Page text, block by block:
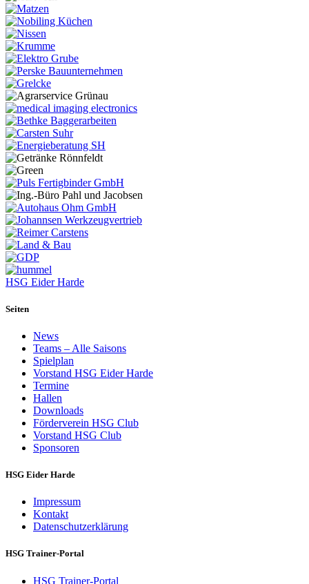
HSG Eider Harde
Seiten
News
Teams – Alle Saisons
Spielplan
Vorstand HSG Eider Harde
Termine
Hallen
Downloads
Förderverein HSG Club
Vorstand HSG Club
Sponsoren
HSG Eider Harde
Impressum
Kontakt
Datenschutzerklärung
HSG Trainer-Portal
HSG Trainer-Portal